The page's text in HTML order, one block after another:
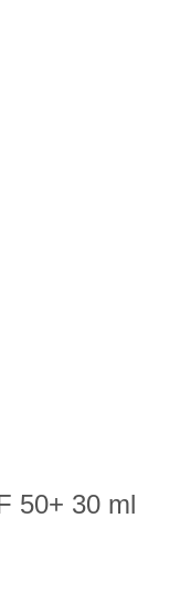
50+ 30 ml